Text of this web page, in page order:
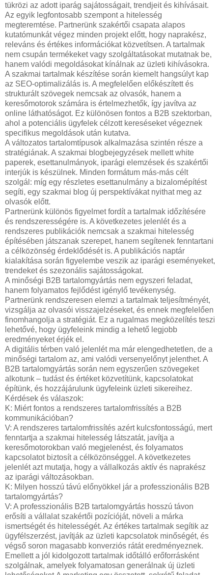
tükrözi az adott iparág sajátosságait, trendjeit és kihívásait.
Az egyik legfontosabb szempont a hitelesség
megteremtése. Partnerünk szakértői csapata alapos
kutatómunkát végez minden projekt előtt, hogy naprakész,
releváns és értékes információkat közvetítsen. A tartalmak
nem csupán termékeket vagy szolgáltatásokat mutatnak be,
hanem valódi megoldásokat kínálnak az üzleti kihívásokra.
A szakmai tartalmak készítése során kiemelt hangsúlyt kap
az SEO-optimalizálás is. A megfelelően előkészített és
strukturált szövegek nemcsak az olvasók, hanem a
keresőmotorok számára is értelmezhetők, így javítva az
online láthatóságot. Ez különösen fontos a B2B szektorban,
ahol a potenciális ügyfelek célzott kereséseket végeznek
specifikus megoldások után kutatva.
A változatos tartalomtípusok alkalmazása szintén része a
stratégiának. A szakmai blogbejegyzések mellett white
paperek, esettanulmányok, iparági elemzések és szakértői
interjúk is készülnek. Minden formátum más-más célt
szolgál: míg egy részletes esettanulmány a bizalomépítést
segíti, egy szakmai blog új perspektívákat nyithat meg az
olvasók előtt.
Partnerünk különös figyelmet fordít a tartalmak időzítésére
és rendszerességére is. A következetes jelenlét és a
rendszeres publikációk nemcsak a szakmai hitelesség
építésében játszanak szerepet, hanem segítenek fenntartani
a célközönség érdeklődését is. A publikációs naptár
kialakítása során figyelembe veszik az iparági eseményeket,
trendeket és szezonális sajátosságokat.
A minőségi B2B tartalomgyártás nem egyszeri feladat,
hanem folyamatos fejlődést igénylő tevékenység.
Partnerünk rendszeresen elemzi a tartalmak teljesítményét,
vizsgálja az olvasói visszajelzéseket, és ennek megfelelően
finomhangolja a stratégiát. Ez a rugalmas megközelítés teszi
lehetővé, hogy ügyfeleink mindig a lehető legjobb
eredményeket érjék el.
A digitális térben való jelenlét ma már elengedhetetlen, de a
minőségi tartalom az, ami valódi versenyelőnyt jelenthet. A
B2B tartalomgyártás során nem egyszerűen szövegeket
alkotunk – tudást és értéket közvetítünk, kapcsolatokat
építünk, és hozzájárulunk ügyfeleink üzleti sikereihez.
Kérdések és válaszok:
K: Miért fontos a rendszeres tartalomfrissítés a B2B
kommunikációban?
V: A rendszeres tartalomfrissítés azért kulcsfontosságú, mert
fenntartja a szakmai hitelesség látszatát, javítja a
keresőmotorokban való megjelenést, és folyamatos
kapcsolatot biztosít a célközönséggel. A következetes
jelenlét azt mutatja, hogy a vállalkozás aktív és naprakész
az iparági változásokban.
K: Milyen hosszú távú előnyökkel jár a professzionális B2B
tartalomgyártás?
V: A professzionális B2B tartalomgyártás hosszú távon
erősíti a vállalat szakértői pozícióját, növeli a márka
ismertségét és hitelességét. Az értékes tartalmak segítik az
ügyfélszerzést, javítják az üzleti kapcsolatok minőségét, és
végső soron magasabb konverziós rátát eredményeznek.
Emellett a jól kidolgozott tartalmak időtálló erőforrásként
szolgálnak, amelyek folyamatosan generálnak új üzleti